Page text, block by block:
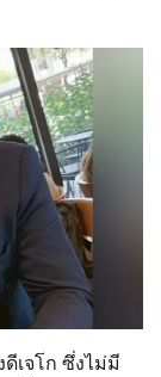
เจโก ซึ่งไม่มี